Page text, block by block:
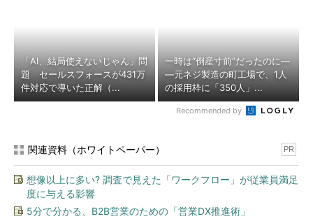
「AI、結局使えないじゃん」問
題 セールスフォースが431万
件対応で導いた正解（...
一時は“倒産寸前”だったのに―
―元ネジ製造の町工場で、1人
の採用枠に「350人」...
Recommended by
関連資料（ホワイトペーパー） PR
想像以上に多い? 調査で見えた「ワークフロー」が従業員満足
度に与える影響
5分で分かる、B2B営業のための「営業DX推進術」